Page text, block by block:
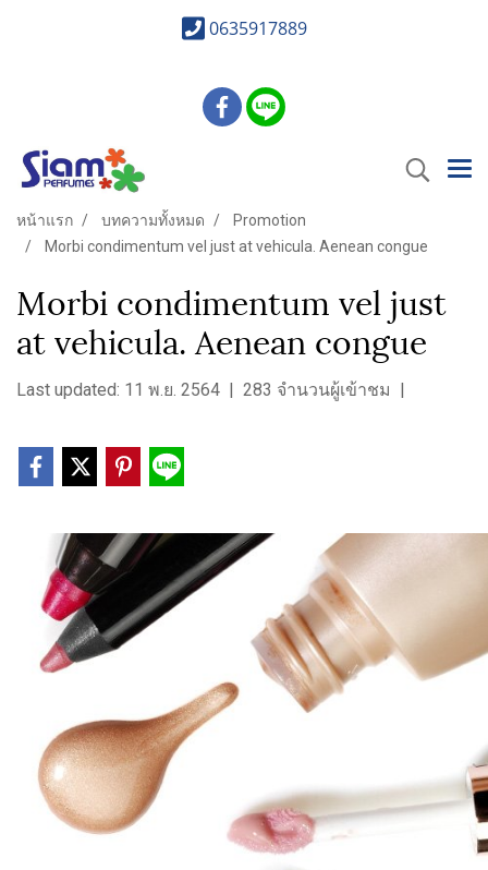
0635917889
หน้าแรก บทความทั้งหมด
Promotion
Morbi condimentum vel just at vehicula. Aenean congue
Morbi condimentum vel just
at vehicula. Aenean congue
Last updated: 11 พ.ย. 2564 | 283 จำนวนผู้เข้าชม |